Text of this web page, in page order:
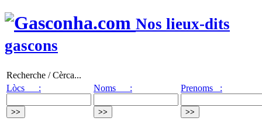
Nos lieux-dits
gascons
Recherche / Cèrca...
Lòcs :
Noms : Prenoms :